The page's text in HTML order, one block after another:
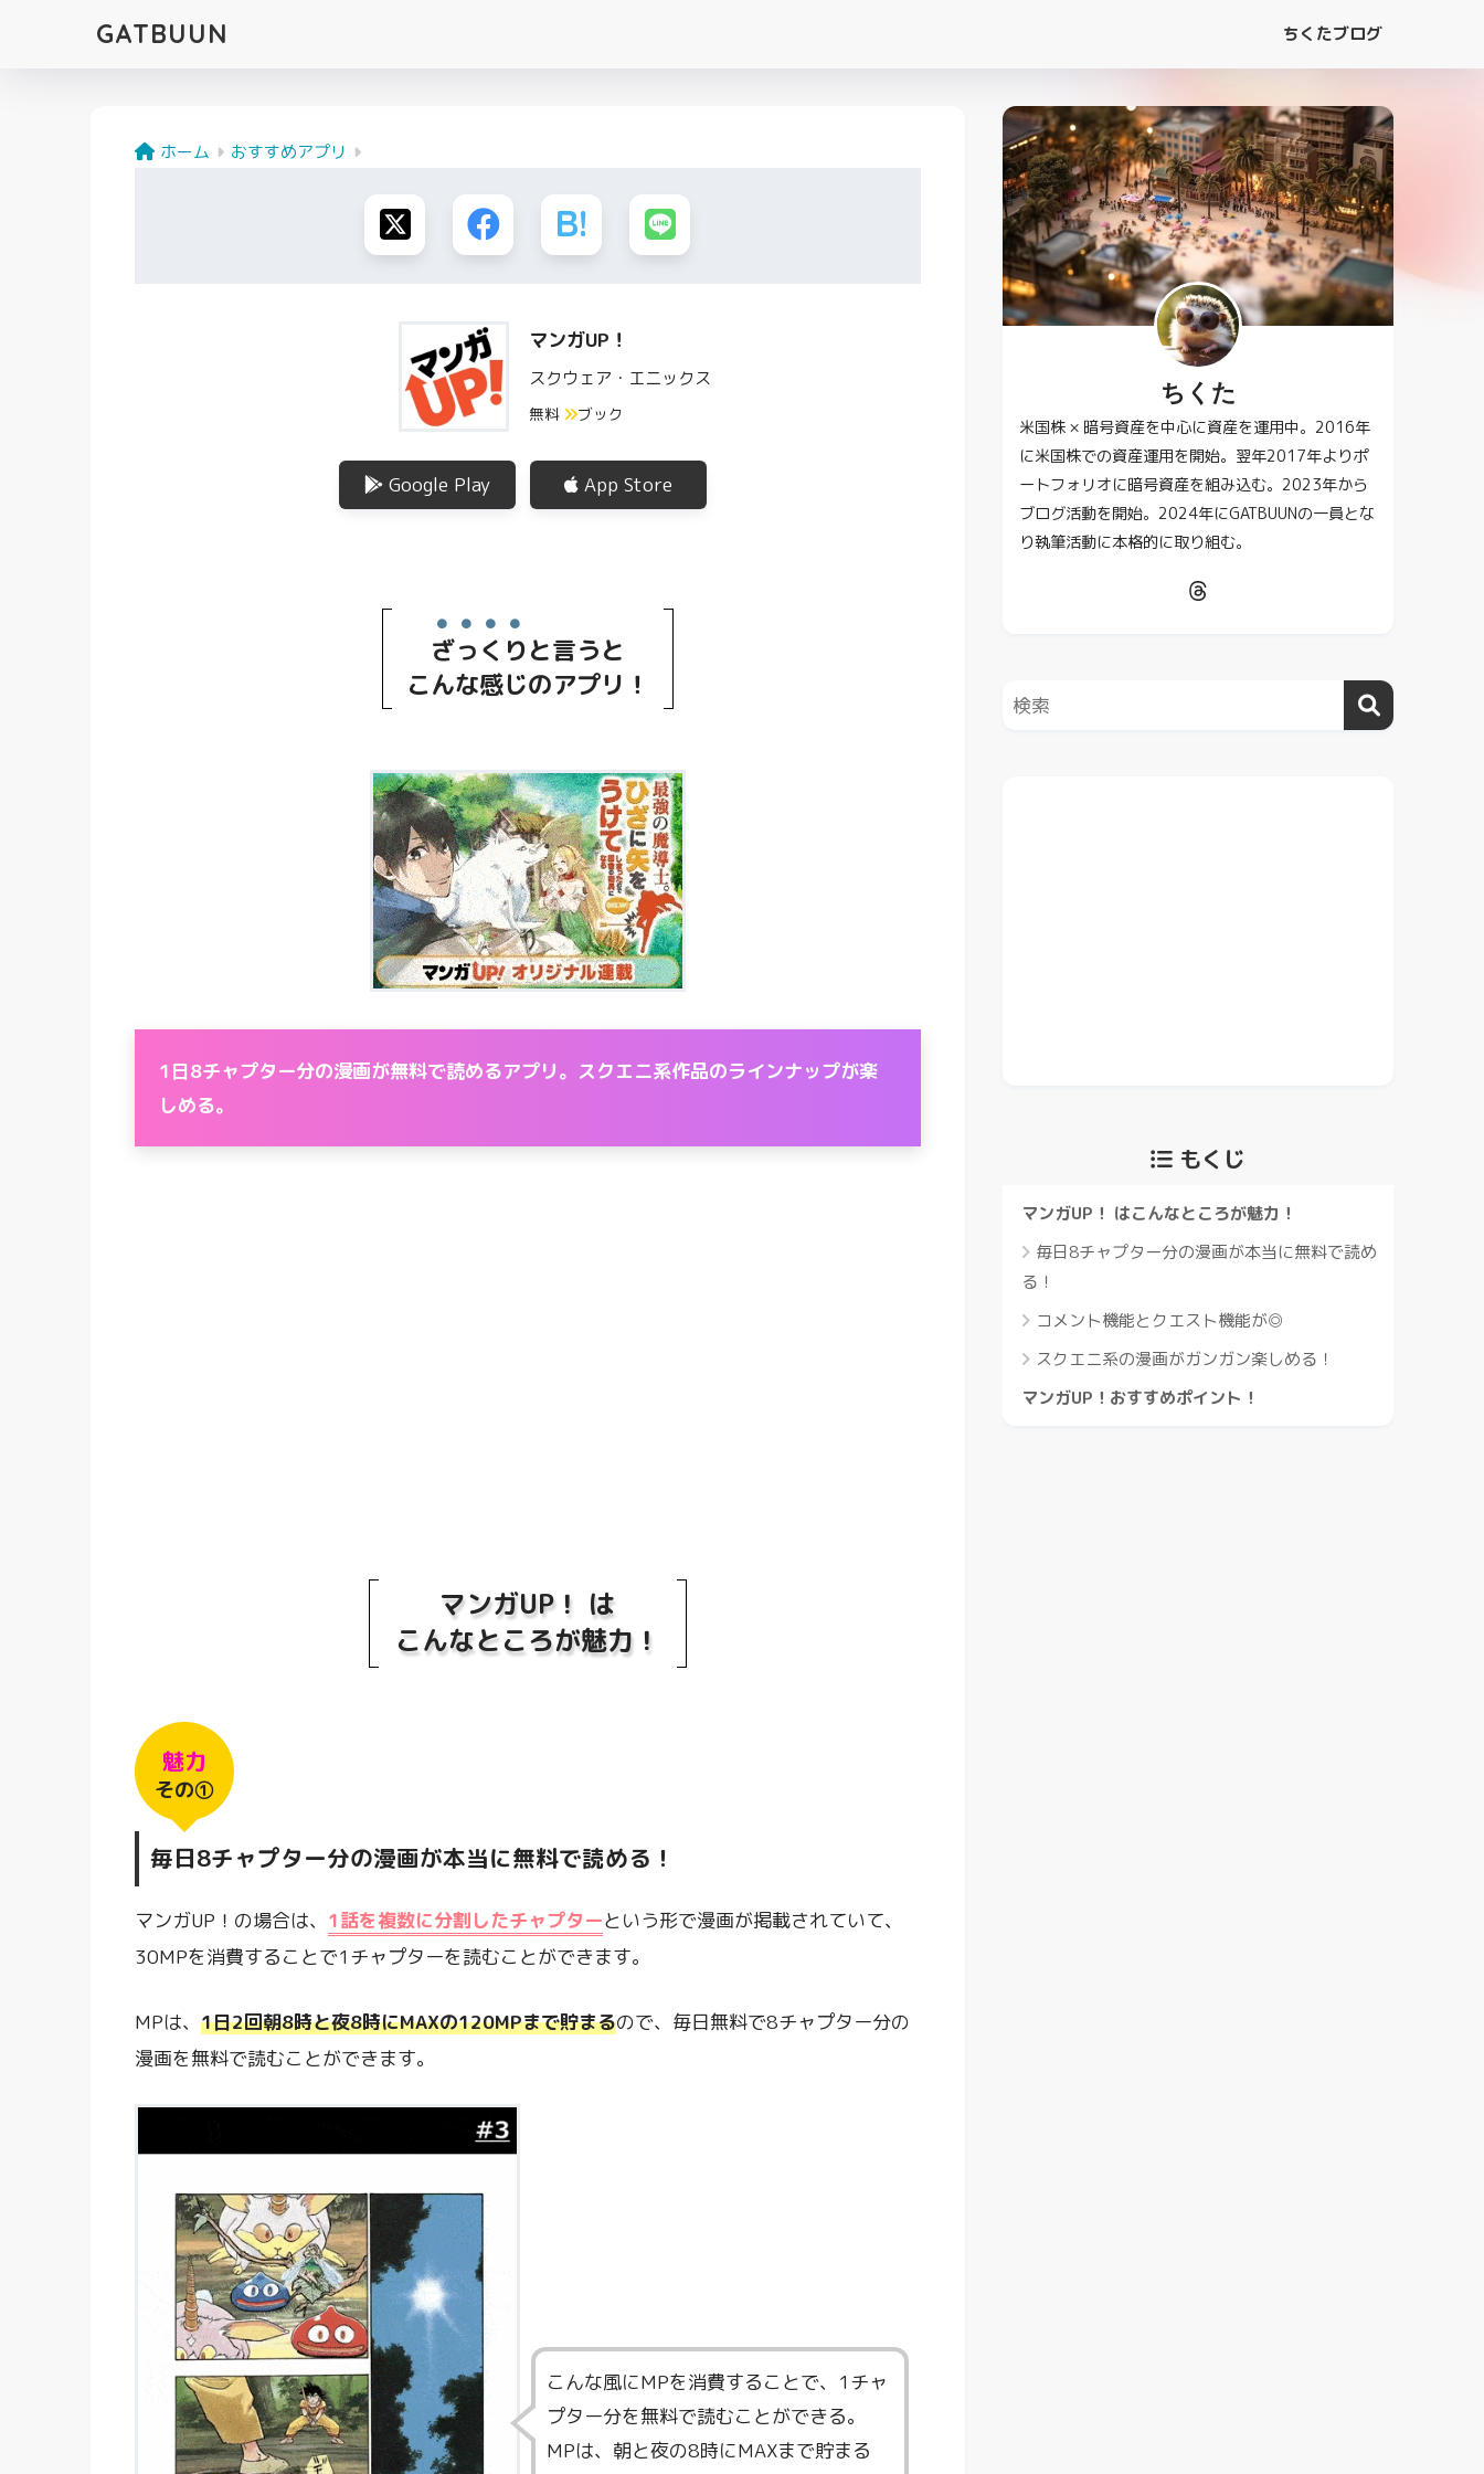
GATBUUN ちくたブログ
ホーム おすすめアプリ
マンガUP！
スクウェア・エニックス
無料 ブック
Google Play App Store
ざっくりと言うと
こんな感じのアプリ！
1日8チャプター分の漫画が無料で読めるアプリ。スクエニ系作品のラインナップが楽
しめる。
マンガUP！ は
こんなところが魅力！
魅力
その①
毎日8チャプター分の漫画が本当に無料で読める！
マンガUP！の場合は、 1話を複数に分割したチャプターという形で漫画が掲載されていて、
30MPを消費することで1チャプターを読むことができます。
MPは、 1日2回朝8時と夜8時にMAXの120MPまで貯まるので、毎日無料で8チャプター分の
漫画を無料で読むことができます。
こんな風にMPを消費することで、1チャ
プター分を無料で読むことができる。
MPは、朝と夜の8時にMAXまで貯まる
ちくた
米国株 × 暗号資産を中心に資産を運用中。2016年
に米国株での資産運用を開始。翌年2017年よりポ
ートフォリオに暗号資産を組み込む。2023年から
ブログ活動を開始。2024年にGATBUUNの一員とな
り執筆活動に本格的に取り組む。
もくじ
マンガUP！ はこんなところが魅力！
毎日8チャプター分の漫画が本当に無料で読め
る！
コメント機能とクエスト機能が◎
スクエニ系の漫画がガンガン楽しめる！
マンガUP！おすすめポイント！